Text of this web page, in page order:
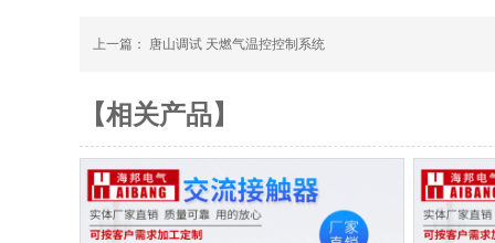
上一篇： 唐山调试 天燃气温控控制系统
【相关产品】